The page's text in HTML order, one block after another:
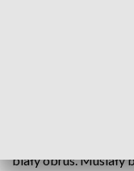
biały obrus. Musiały